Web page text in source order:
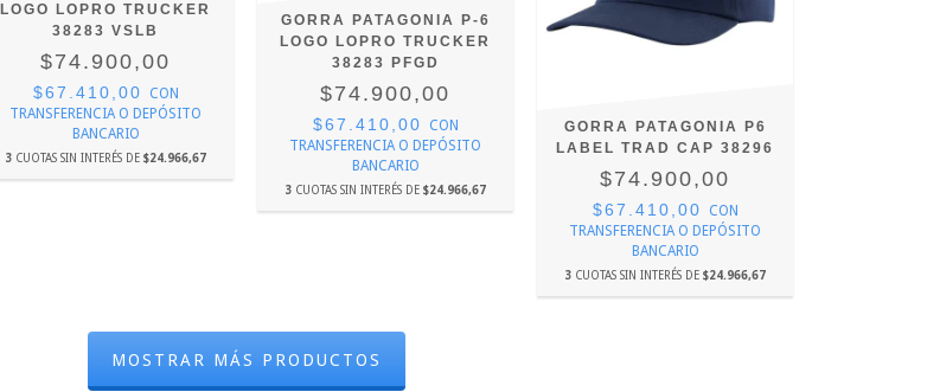
LOGO LOPRO TRUCKER
38283 VSLB
$74.900,00
$67.410,00
CON
TRANSFERENCIA O DEPÓSITO
BANCARIO
3 CUOTAS SIN INTERÉS DE$24.966,67
GORRA PATAGONIA P-6
LOGO LOPRO TRUCKER
38283 PFGD
$74.900,00
$67.410,00
CON
TRANSFERENCIA O DEPÓSITO
BANCARIO
3 CUOTAS SIN INTERÉS DE$24.966,67
GORRA PATAGONIA P6
LABEL TRAD CAP 38296
$74.900,00
$67.410,00
CON
TRANSFERENCIA O DEPÓSITO
BANCARIO
3 CUOTAS SIN INTERÉS DE$24.966,67
MOSTRAR MÁS PRODUCTOS